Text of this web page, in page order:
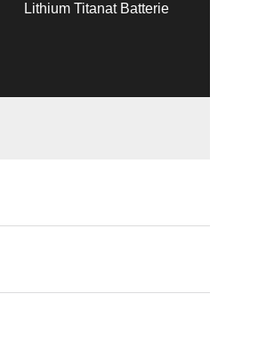
Lithium Titanat Batterie